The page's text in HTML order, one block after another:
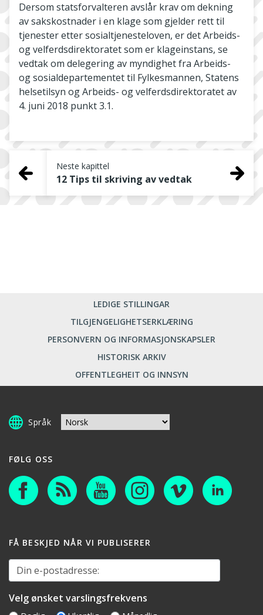
Dersom statsforvalteren avslår krav om dekning
av sakskostnader i en klage som gjelder rett til
tjenester etter sosialtjenesteloven, er det Arbeids-
og velferdsdirektoratet som er klageinstans, se
vedtak om delegering av myndighet fra Arbeids-
og sosialdepartementet til Fylkesmannen, Statens
helsetilsyn og Arbeids- og velferdsdirektoratet av
4. juni 2018 punkt 3.1.
Neste kapittel
12 Tips til skriving av vedtak
LEDIGE STILLINGAR
TILGJENGELIGHETSERKLÆRING
PERSONVERN OG INFORMASJONSKAPSLER
HISTORISK ARKIV
OFFENTLEGHEIT OG INNSYN
Språk
FØLG OSS
FÅ BESKJED NÅR VI PUBLISERER
Din e-postadresse:
Velg ønsket varslingsfrekvens